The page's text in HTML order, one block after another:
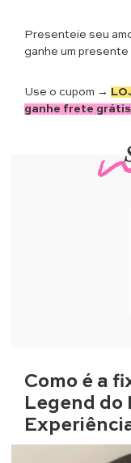
Presenteie seu
ganhe um
Use o cupom →
ganhe frete grátis
Como é a
Legend do